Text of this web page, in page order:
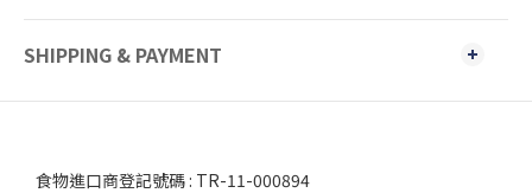
SHIPPING & PAYMENT
食物進口商登記號碼 : TR-11-000894